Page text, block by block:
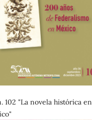
102 "La novela histórica en